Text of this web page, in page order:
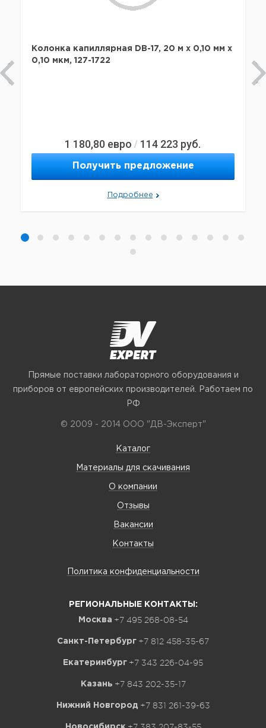
Колонка капиллярная DB-17, 20 м x 0,10 мм х
0,10 мкм, 127-1722
1 180,80 евро / 114 223 руб.
Получить предложение
Подробнее
Прямые поставки лабораторного оборудования и
приборов от европейских производителей. Работаем по
РФ
© 2009 - 2014 ООО "ДВ-Эксперт"
Каталог
Материалы для скачивания
О компании
Отзывы
Вакансии
Контакты
Политика конфиденциальности
РЕГИОНАЛЬНЫЕ КОНТАКТЫ:
Москва +7 495 268-08-54
Санкт-Петербург +7 812 458-35-67
Екатеринбург +7 343 226-04-95
Казань +7 843 202-35-17
Нижний Новгород +7 831 261-39-63